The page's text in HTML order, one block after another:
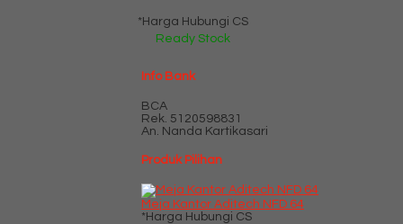
*Harga Hubungi CS
Ready Stock
Info Bank
BCA
Rek. 5120598831
An. Nanda Kartikasari
Produk Pilihan
Meja Kantor Aditech NFD 64
*Harga Hubungi CS